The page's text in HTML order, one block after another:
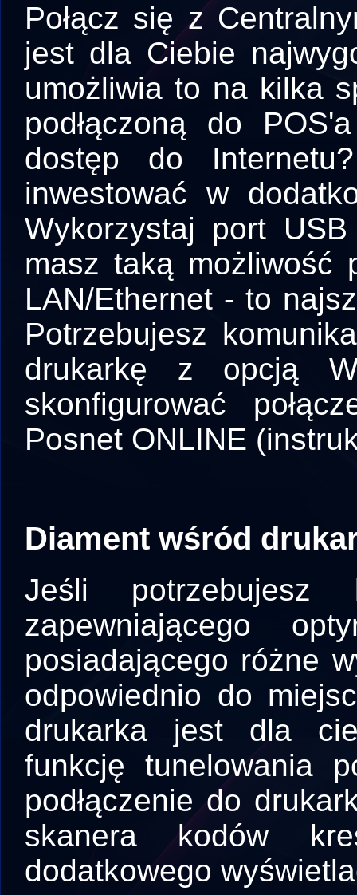
Połącz się z
jest dla Ciebie
umożliwia to na kilka
podłączoną do
dostęp do
inwestować w
Wykorzystaj port
masz taką możliwość
LAN/Ethernet - to
Potrzebujesz
drukarkę z opcją
skonfigurować
Posnet ONLINE (
Diament wśród
Jeśli potrzebujesz
zapewniającego
posiadającego różne
odpowiednio do
drukarka jest dla
funkcję tunelowania
podłączenie do
skanera kodów
dodatkowego